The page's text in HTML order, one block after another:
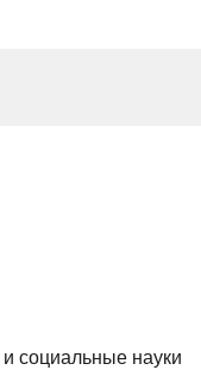
социальные науки